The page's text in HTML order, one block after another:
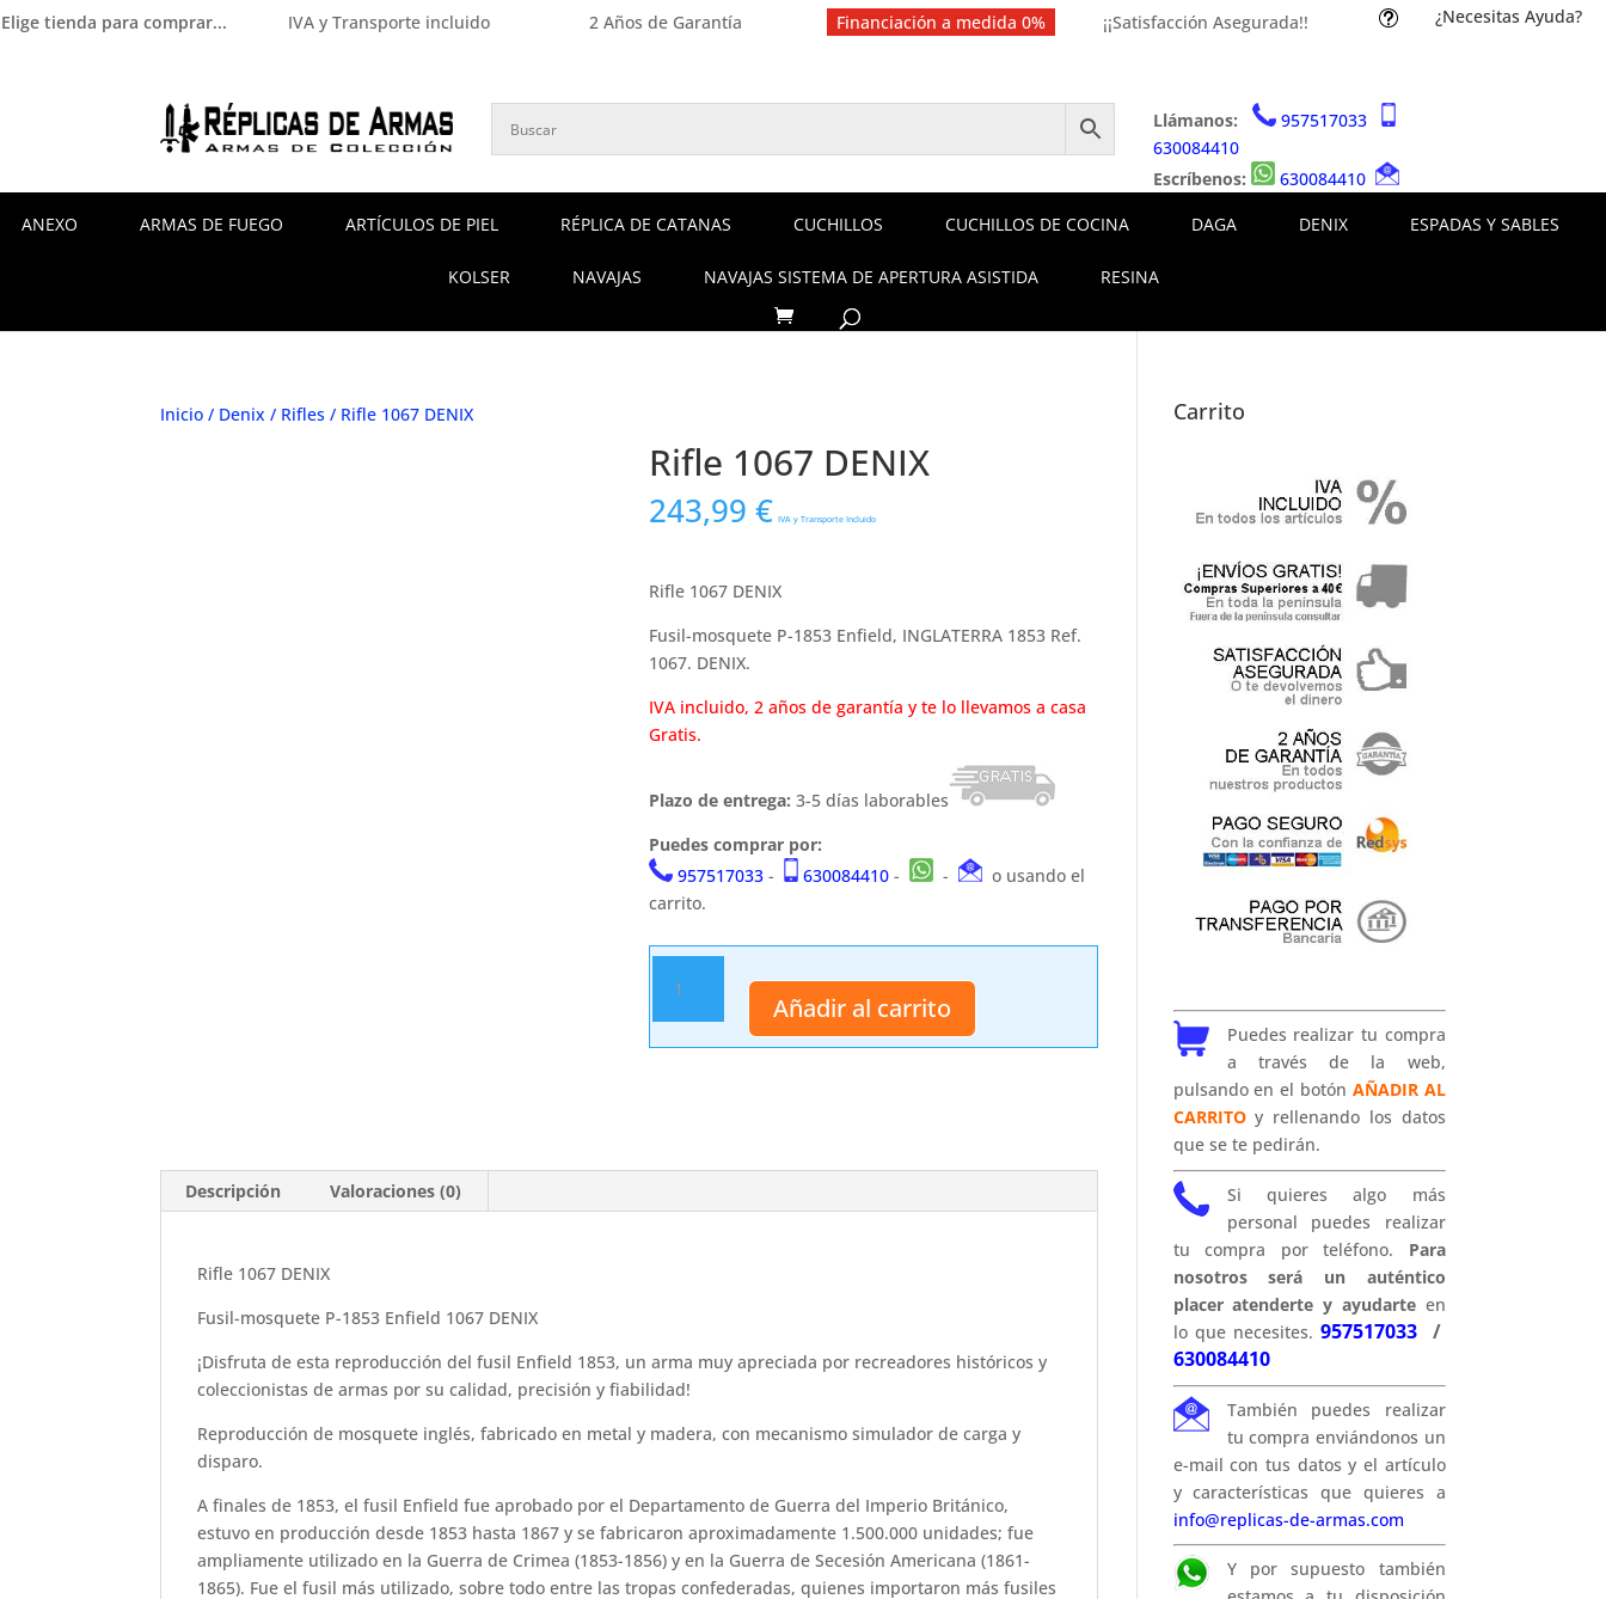
Elige tienda para comprar... IVA y Transporte incluido 2 Años de Garantía Financiación a medida 0% ¡¡Satisfacción Asegurada!! t ¿Necesitas Ayuda?
Llámanos:
957517033
630084410
Escríbenos:
630084410
ANEXO ARMAS DE FUEGO ARTÍCULOS DE PIEL RÉPLICA DE CATANAS CUCHILLOS CUCHILLOS DE COCINA DAGA DENIX ESPADAS Y SABLES
KOLSER NAVAJAS NAVAJAS SISTEMA DE APERTURA ASISTIDA RESINA
Inicio / Denix / Rifles / Rifle 1067 DENIX
Rifle 1067 DENIX
243,99 € IVA y Transporte Incluido
Rifle 1067 DENIX
Fusil-mosquete P-1853 Enfield, INGLATERRA 1853 Ref.
1067. DENIX.
IVA incluido, 2 años de garantía y te lo llevamos a casa
Gratis.
Plazo de entrega: 3-5 días laborables
Puedes comprar por:
957517033- 630084410- -
o usando el
carrito.
1067
DENIX
cantidad
Añadir al carrito
Descripción Valoraciones (0)
Rifle 1067 DENIX
Fusil-mosquete P-1853 Enfield 1067 DENIX
¡Disfruta de esta reproducción del fusil Enfield 1853, un arma muy apreciada por recreadores históricos y
coleccionistas de armas por su calidad, precisión y fiabilidad!
Reproducción de mosquete inglés, fabricado en metal y madera, con mecanismo simulador de carga y
disparo.
A finales de 1853, el fusil Enfield fue aprobado por el Departamento de Guerra del Imperio Británico,
estuvo en producción desde 1853 hasta 1867 y se fabricaron aproximadamente 1.500.000 unidades; fue
ampliamente utilizado en la Guerra de Crimea (1853-1856) y en la Guerra de Secesión Americana (1861-
1865). Fue el fusil más utilizado, sobre todo entre las tropas confederadas, quienes importaron más fusiles
Carrito
Puedes realizar tu compra
a través de la web,
pulsando en el botón AÑADIR AL
CARRITOy rellenando los datos
que se te pedirán.
Si quieres algo más
personal puedes realizar
tu compra por teléfono. Para
nosotros será un auténtico
placer atenderte y ayudarteen
lo que necesites.957517033 /
630084410
También puedes realizar
tu compra enviándonos un
e-mail con tus datos y el artículo
y características que quieres a
info@replicas-de-armas.com
Y por supuesto también